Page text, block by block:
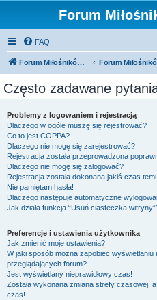
Forum
FAQ
Forum Miłośników Lotnictwa
Często zadawane
Problemy z logowaniem i rejestracją
Dlaczego w ogóle muszę się rejestrować?
Co to jest COPPA?
Dlaczego nie mogę się zarejestrować?
Rejestracja została przeprowadzona
Dlaczego nie mogę się zalogować?
Rejestracja została dokonana jakiś czas
Nie pamiętam hasła!
Dlaczego następuje automatyczne
Jak działa funkcja “Usuń ciasteczka
Preferencje i ustawienia użytkownika
Jak zmienić moje ustawienia?
W jaki sposób można zapobiec
przeglądających forum?
Jest wyświetlany nieprawidłowy czas!
Została wykonana zmiana strefy czasowej,
czas!